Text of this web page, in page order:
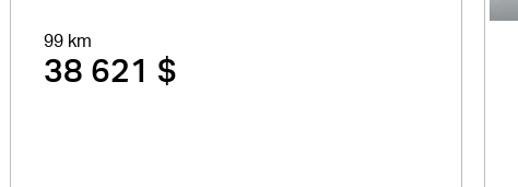
99 km
38 621 $